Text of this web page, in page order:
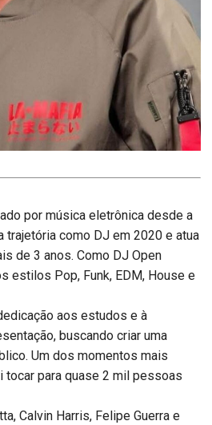
por música eletrônica desde a
trajetória como DJ em 2020 e atua
de 3 anos. Como DJ Open
estilos Pop, Funk, EDM, House e
aos estudos e à
buscando criar uma
Um dos momentos mais
tocar para quase 2 mil pessoas
Calvin Harris, Felipe Guerra e